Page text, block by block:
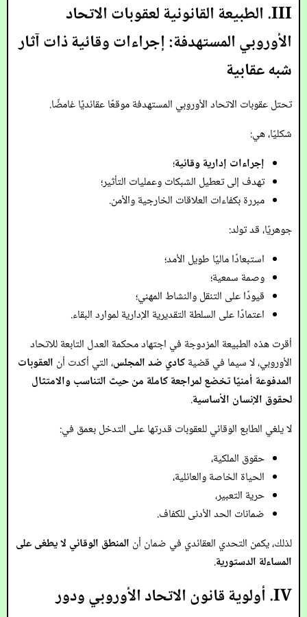
III. الطبيعة القانونية لعقوبات الاتحاد
الأوروبي المستهدفة: إجراءات وقائية ذات آثار
شبه عقابية
تحتل عقوبات الاتحاد الأوروبي المستهدفة موقعًا عقائديًا غامضًا.
شكليًا، هي:
إجراءات إدارية وقائية؛
تهدف إلى تعطيل الشبكات وعمليات التأثير؛
مبررة بكفاءات العلاقات الخارجية والأمن.
جوهريًا، قد تولد:
استبعادًا ماليًا طويل الأمد؛
وصمة سمعية؛
قيودًا على التنقل والنشاط المهني؛
اعتمادًا على السلطة التقديرية الإدارية لموارد البقاء.
أقرت هذه الطبيعة المزدوجة في اجتهاد محكمة العدل التابعة للاتحاد
الأوروبي، لا سيما في قضيةكادي ضد المجلس، التي أكدت أن العقوبات
المدفوعة أمنيًا تخضع لمراجعة كاملة من حيث التناسب والامتثال
لحقوق الإنسان الأساسية.
لا يلغي الطابع الوقائي للعقوبات قدرتها على التدخل بعمق في:
حقوق الملكية،
الحياة الخاصة والعائلية،
حرية التعبير،
ضمانات الحد الأدنى للكفاف.
لذلك، يكمن التحدي العقائدي في ضمان أن المنطق الوقائي لا يطغى على
المساءلة الدستورية.
IV. أولوية قانون الاتحاد الأوروبي ودور